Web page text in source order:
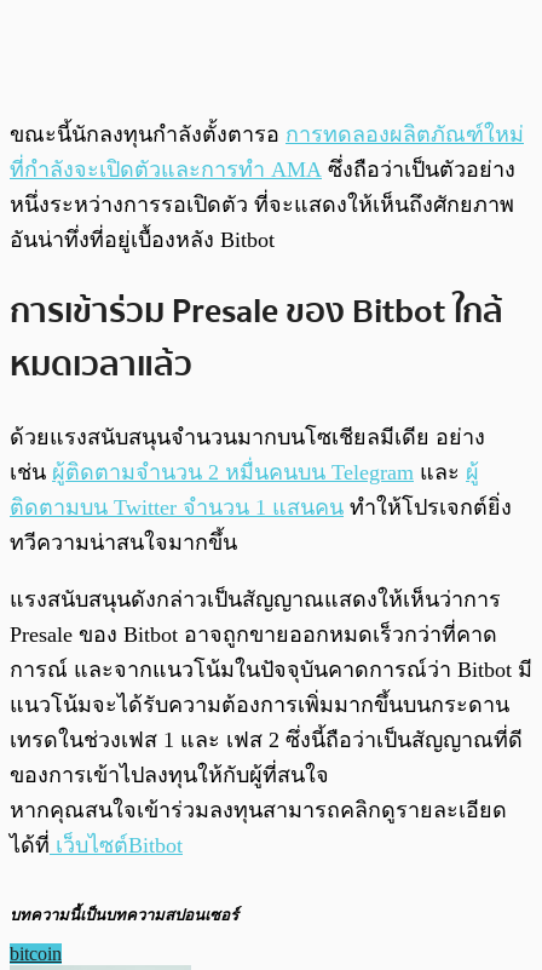
ขณะนี้นักลงทุนกำลังตั้งตารอ การทดลองผลิตภัณฑ์ใหม่
ที่กำลังจะเปิดตัวและการทำ AMA ซึ่งถือว่าเป็นตัวอย่าง
หนึ่งระหว่างการรอเปิดตัว ที่จะแสดงให้เห็นถึงศักยภาพ
อันน่าทึ่งที่อยู่เบื้องหลัง Bitbot
การเข้าร่วม Presale ของ Bitbot ใกล้
หมดเวลาแล้ว
ด้วยแรงสนับสนุนจำนวนมากบนโซเชียลมีเดีย อย่าง
เช่น ผู้ติดตามจำนวน 2 หมื่นคนบน Telegram และ ผู้
ติดตามบน Twitter จำนวน 1 แสนคน ทำให้โปรเจกต์ยิ่ง
ทวีความน่าสนใจมากขึ้น
แรงสนับสนุนดังกล่าวเป็นสัญญาณแสดงให้เห็นว่าการ
Presale ของ Bitbot อาจถูกขายออกหมดเร็วกว่าที่คาด
การณ์ และจากแนวโน้มในปัจจุบันคาดการณ์ว่า Bitbot มี
แนวโน้มจะได้รับความต้องการเพิ่มมากขึ้นบนกระดาน
เทรดในช่วงเฟส 1 และ เฟส 2 ซึ่งนี้ถือว่าเป็นสัญญาณที่ดี
ของการเข้าไปลงทุนให้กับผู้ที่สนใจ
หากคุณสนใจเข้าร่วมลงทุนสามารถคลิกดูรายละเอียด
ได้ที่ เว็บไซต์Bitbot
บทความนี้เป็นบทความสปอนเซอร์
bitcoin